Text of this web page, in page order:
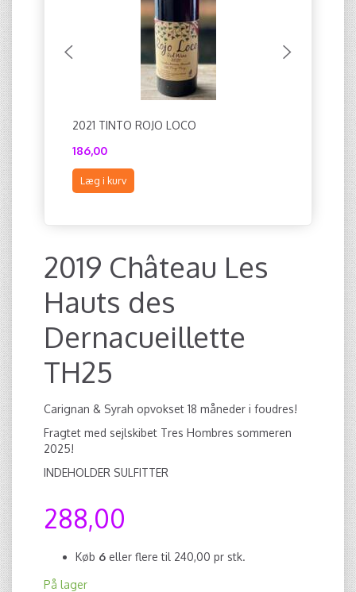
2021 TINTO ROJO LOCO
186,00
Læg i kurv
2021
Læg i
2019 Château Les
Hauts des
Dernacueillette
TH25
Carignan & Syrah opvokset 18 måneder i foudres!
Fragtet med sejlskibet Tres Hombres sommeren
2025!
INDEHOLDER SULFITTER
288,00
Køb 6 eller flere til 240,00 pr stk.
På lager